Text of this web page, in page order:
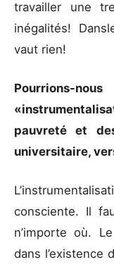
travailler une
inégalités!
vaut rien!
Pourrions-
pauvreté et
universitaire,
consciente. Il
n’importe où.
dans l’existence